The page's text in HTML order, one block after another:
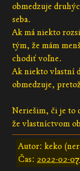
obmedzuje
seba.
Ak má niekto
tým, že mám
chodiť voľne.
Ak niekto vlastní
obmedzuje,
Neriešim, či je to
že vlastníctvom
Autor: keko
Čas: 2022-02-